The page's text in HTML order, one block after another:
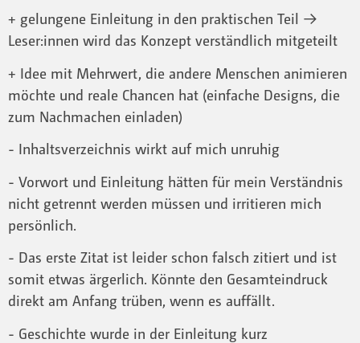
+ gelungene Einleitung in den praktischen Teil →
Leser:innen wird das Konzept verständlich mitgeteilt
+ Idee mit Mehrwert, die andere Menschen animieren
möchte und reale Chancen hat (einfache Designs, die
zum Nachmachen einladen)
- Inhaltsverzeichnis wirkt auf mich unruhig
- Vorwort und Einleitung hätten für mein Verständnis
nicht getrennt werden müssen und irritieren mich
persönlich.
- Das erste Zitat ist leider schon falsch zitiert und ist
somit etwas ärgerlich. Könnte den Gesamteindruck
direkt am Anfang trüben, wenn es auffällt.
- Geschichte wurde in der Einleitung kurz